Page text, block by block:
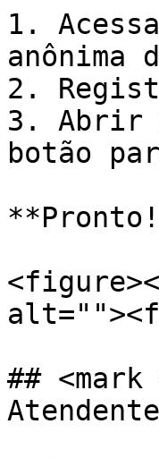
1.
anônima
2.
3. Abrir
botão
##